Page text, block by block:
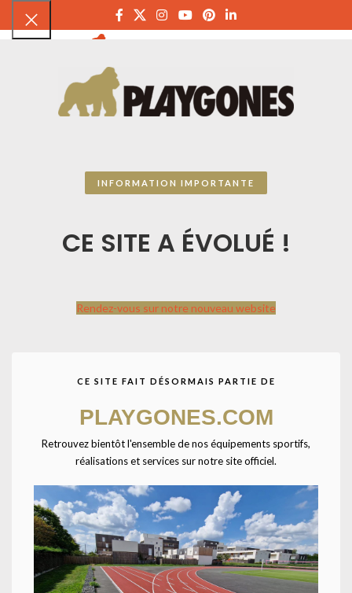
INFORMATION IMPORTANTE
CE SITE A ÉVOLUÉ !
Rendez-vous sur notre nouveau website
CE SITE FAIT DÉSORMAIS PARTIE DE
PLAYGONES.COM
Retrouvez bientôt l'ensemble de nos équipements sportifs,
réalisations et services sur notre site officiel.
CATALOGUE SPORTPLAY Petit matériel sportif
Matériels d'entrainement
Jalon 100 cm-TAILLE UNIQUE-Bleu
Disponible en 3 coloris : Jaune / Rouge / Bleu. Longeur 100cm.
UNE QUESTION ? UN DEVIS ?